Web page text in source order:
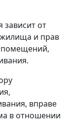
зависит от
и прав
помещений,
вправе
в отношении